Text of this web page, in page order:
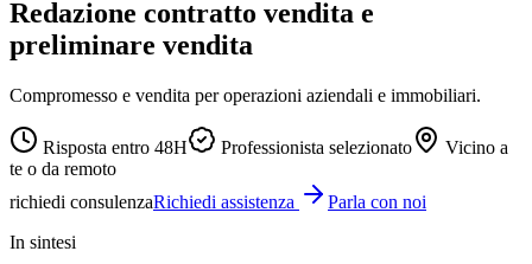
Redazione contratto vendita e
preliminare vendita
Compromesso e vendita per operazioni aziendali e immobiliari.
Risposta entro 48H Professionista selezionato
Vicino a
te o da remoto
richiedi consulenzaRichiedi assistenza
Parla con noi
In sintesi